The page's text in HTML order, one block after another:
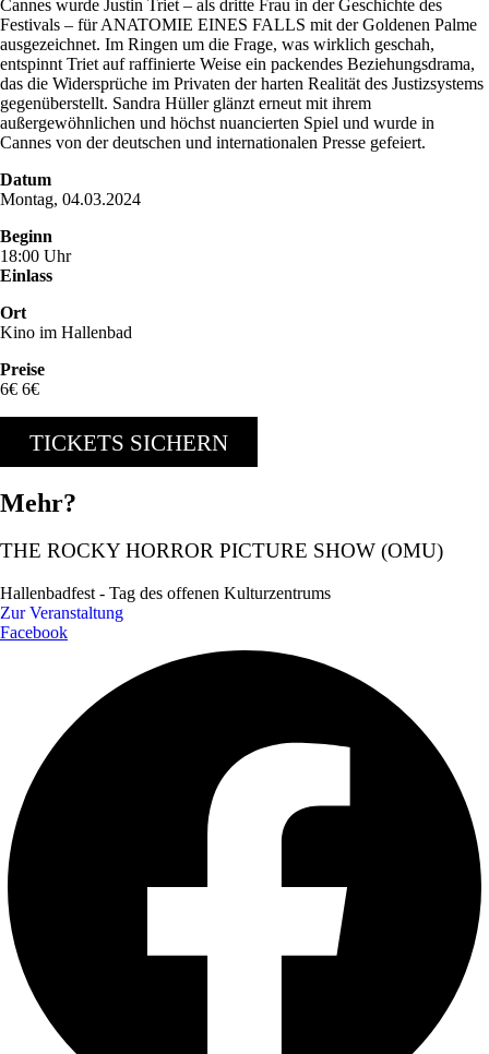
Cannes wurde Justin Triet – als dritte Frau in der Geschichte des
Festivals – für ANATOMIE EINES FALLS mit der Goldenen Palme
ausgezeichnet. Im Ringen um die Frage, was wirklich geschah,
entspinnt Triet auf raffinierte Weise ein packendes Beziehungsdrama,
das die Widersprüche im Privaten der harten Realität des Justizsystems
gegenüberstellt. Sandra Hüller glänzt erneut mit ihrem
außergewöhnlichen und höchst nuancierten Spiel und wurde in
Cannes von der deutschen und internationalen Presse gefeiert.
Datum
Montag, 04.03.2024
Beginn
18:00 Uhr
Einlass
Ort
Kino im Hallenbad
Preise
6€ 6€
TICKETS SICHERN
Mehr?
THE ROCKY HORROR PICTURE SHOW (OMU)
Hallenbadfest - Tag des offenen Kulturzentrums
Zur Veranstaltung
Facebook